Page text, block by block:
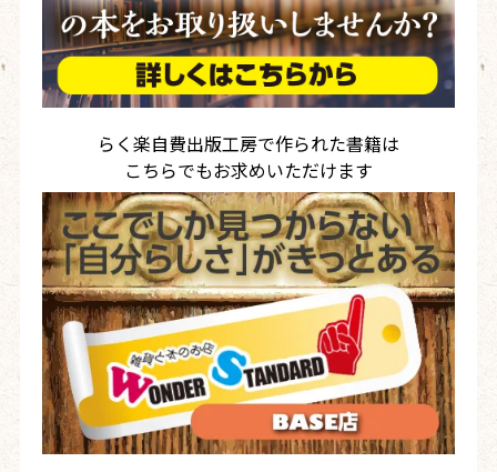
らく楽自費出版工房で作られた書籍は
こちらでもお求めいただけます